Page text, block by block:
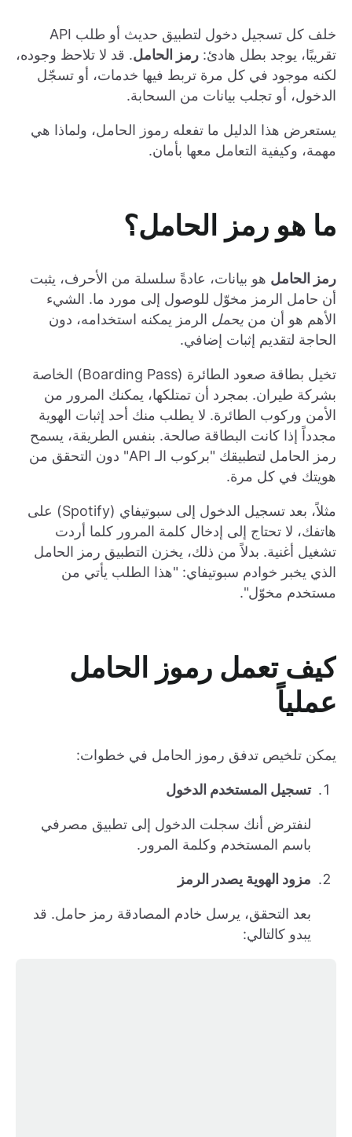
خلف كل تسجيل دخول لتطبيق حديث أو طلب API
تقريبًا، يوجد بطل هادئ: رمز الحامل. قد لا تلاحظ وجوده،
لكنه موجود في كل مرة تربط فيها خدمات، أو تسجّل
الدخول، أو تجلب بيانات من السحابة.
يستعرض هذا الدليل ما تفعله رموز الحامل، ولماذا هي
مهمة، وكيفية التعامل معها بأمان.
ما هو رمز الحامل؟
رمز الحامل هو بيانات، عادةً سلسلة من الأحرف، يثبت
أن حامل الرمز مخوّل للوصول إلى مورد ما. الشيء
الأهم هو أن من يحمل الرمز يمكنه استخدامه، دون
الحاجة لتقديم إثبات إضافي.
تخيل بطاقة صعود الطائرة (Boarding Pass) الخاصة
بشركة طيران. بمجرد أن تمتلكها، يمكنك المرور من
الأمن وركوب الطائرة. لا يطلب منك أحد إثبات الهوية
مجدداً إذا كانت البطاقة صالحة. بنفس الطريقة، يسمح
رمز الحامل لتطبيقك "بركوب الـ API" دون التحقق من
هويتك في كل مرة.
مثلاً، بعد تسجيل الدخول إلى سبوتيفاي (Spotify) على
هاتفك، لا تحتاج إلى إدخال كلمة المرور كلما أردت
تشغيل أغنية. بدلاً من ذلك، يخزن التطبيق رمز الحامل
الذي يخبر خوادم سبوتيفاي: "هذا الطلب يأتي من
مستخدم مخوّل".
كيف تعمل رموز الحامل
عملياً
يمكن تلخيص تدفق رموز الحامل في خطوات:
تسجيل المستخدم الدخول
لنفترض أنك سجلت الدخول إلى تطبيق مصرفي
باسم المستخدم وكلمة المرور.
مزود الهوية يصدر الرمز
بعد التحقق، يرسل خادم المصادقة رمز حامل. قد
يبدو كالتالي: